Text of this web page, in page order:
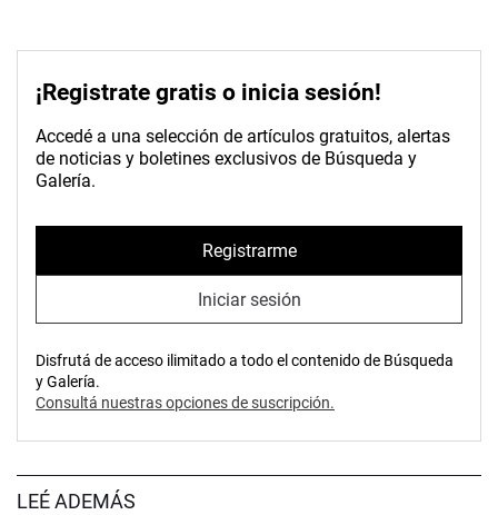
¡Registrate gratis o inicia sesión!
Accedé a una selección de artículos gratuitos, alertas
de noticias y boletines exclusivos de Búsqueda y
Galería.
Registrarme
Iniciar sesión
Disfrutá de acceso ilimitado a todo el contenido de Búsqueda
y Galería.
Consultá nuestras opciones de suscripción.
LEÉ ADEMÁS